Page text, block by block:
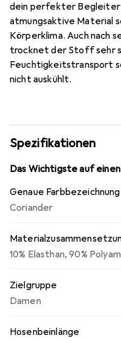
dein perfekter Begleiter
atmungsaktive Material
Körperklima. Auch nach
trocknet der Stoff sehr
Feuchtigkeitstransport
nicht auskühlt.
Spezifikationen
Das Wichtigste auf
Genaue Farbbezeichnung
Coriander
10% Elasthan,90%
Zielgruppe
Damen
Hosenbeinlänge